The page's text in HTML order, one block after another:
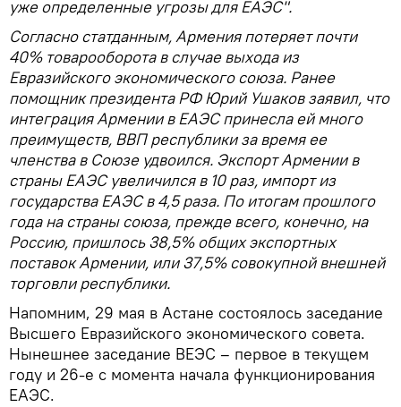
уже определенные угрозы для ЕАЭС".
Согласно статданным, Армения потеряет почти
40% товарооборота в случае выхода из
Евразийского экономического союза. Ранее
помощник президента РФ Юрий Ушаков заявил, что
интеграция Армении в ЕАЭС принесла ей много
преимуществ, ВВП республики за время ее
членства в Союзе удвоился. Экспорт Армении в
страны ЕАЭС увеличился в 10 раз, импорт из
государства ЕАЭС в 4,5 раза. По итогам прошлого
года на страны союза, прежде всего, конечно, на
Россию, пришлось 38,5% общих экспортных
поставок Армении, или 37,5% совокупной внешней
торговли республики.
Напомним, 29 мая в Астане состоялось заседание
Высшего Евразийского экономического совета.
Нынешнее заседание ВЕЭС – первое в текущем
году и 26-е с момента начала функционирования
ЕАЭС.